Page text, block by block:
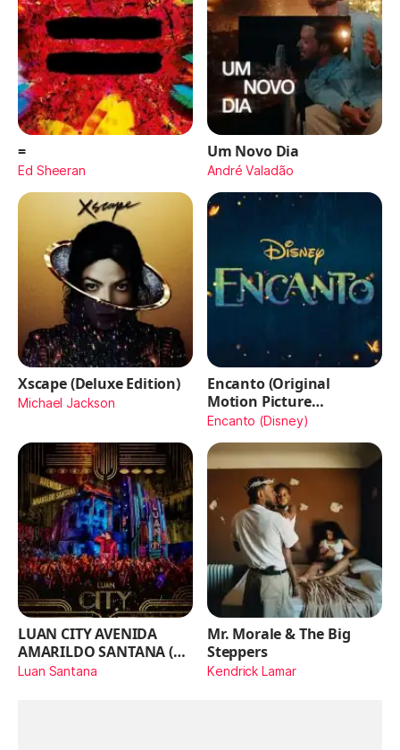
=
Ed Sheeran
Um Novo Dia
André Valadão
Xscape (Deluxe Edition)
Michael Jackson
Encanto (Original
Motion Picture
Soundtrack)
Encanto (Disney)
LUAN CITY AVENIDA
AMARILDO SANTANA (Ao
Vivo)
Luan Santana
Mr. Morale & The Big
Steppers
Kendrick Lamar